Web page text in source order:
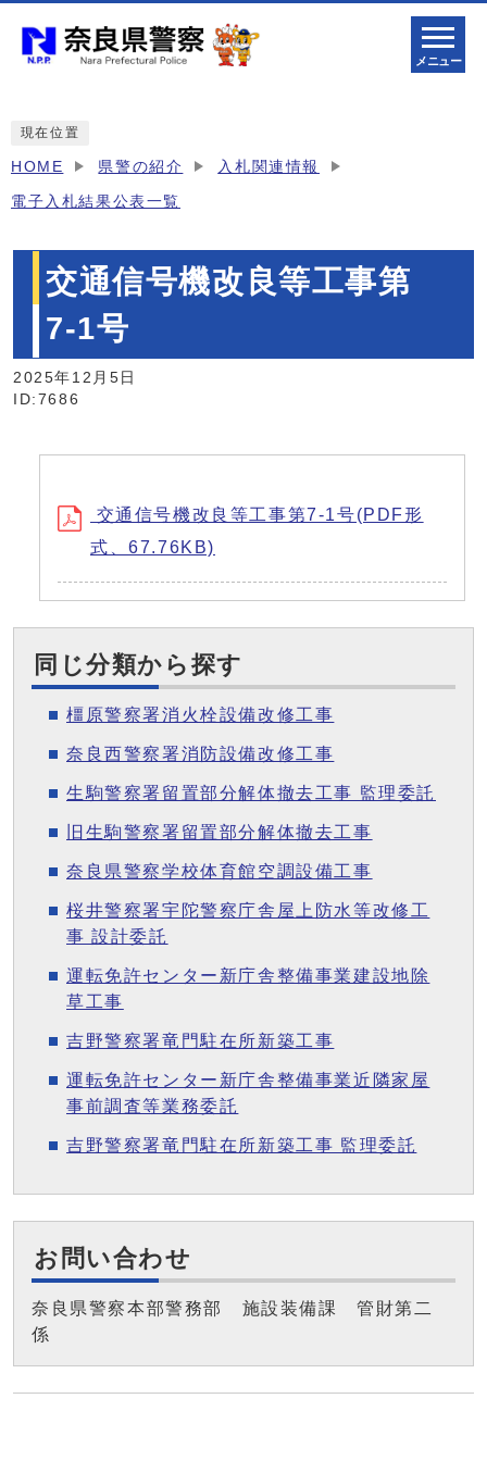
メニュー
現在位置
HOME 県警の紹介 入札関連情報
電子入札結果公表一覧
交通信号機改良等工事第
7-1号
2025年12月5日
ID:7686
交通信号機改良等工事第7-1号(PDF形
式、67.76KB)
同じ分類から探す
橿原警察署消火栓設備改修工事
奈良西警察署消防設備改修工事
生駒警察署留置部分解体撤去工事 監理委託
旧生駒警察署留置部分解体撤去工事
奈良県警察学校体育館空調設備工事
桜井警察署宇陀警察庁舎屋上防水等改修工
事 設計委託
運転免許センター新庁舎整備事業建設地除
草工事
吉野警察署竜門駐在所新築工事
運転免許センター新庁舎整備事業近隣家屋
事前調査等業務委託
吉野警察署竜門駐在所新築工事 監理委託
お問い合わせ
奈良県警察本部警務部 施設装備課 管財第二
係